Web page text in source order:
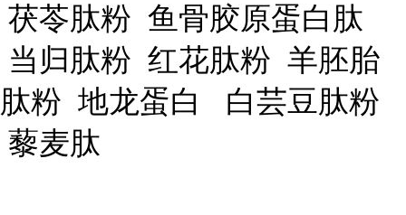
茯苓肽粉 鱼骨胶原蛋白肽
当归肽粉 红花肽粉 羊胚胎
肽粉 地龙蛋白 白芸豆肽粉
藜麦肽